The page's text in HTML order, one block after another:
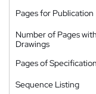
Pages for Publication
Number of Pages with
Drawings
Pages of Specification
Sequence Listing